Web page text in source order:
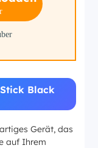
Black
Gerät, das
auf Ihrem